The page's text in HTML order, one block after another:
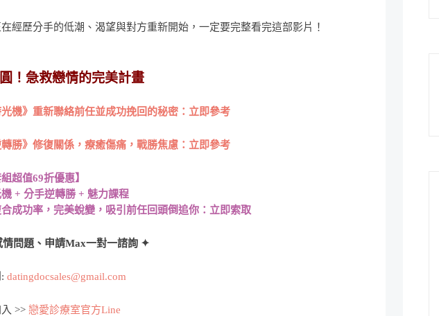
經歷分手的低潮、渴望與對方重新開始，一定要完整看完這部影片！
！急救戀情的完美計畫
光機》重新聯絡前任並成功挽回的秘密：立即參考
轉勝》修復關係，療癒傷痛，戰勝焦慮：立即參考
組超值69折優惠】
+ 分手逆轉勝 + 魅力課程
成功率，完美蛻變，吸引前任回頭倒追你：立即索取
問題、申請Max一對一諮詢 ✦
:datingdocsales@gmail.com
入 >>戀愛診療室官方Line